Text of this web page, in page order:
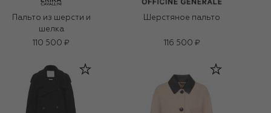
Пальто из шерсти и
шелка
110 500 ₽
Шерстяное пальто
116 500 ₽